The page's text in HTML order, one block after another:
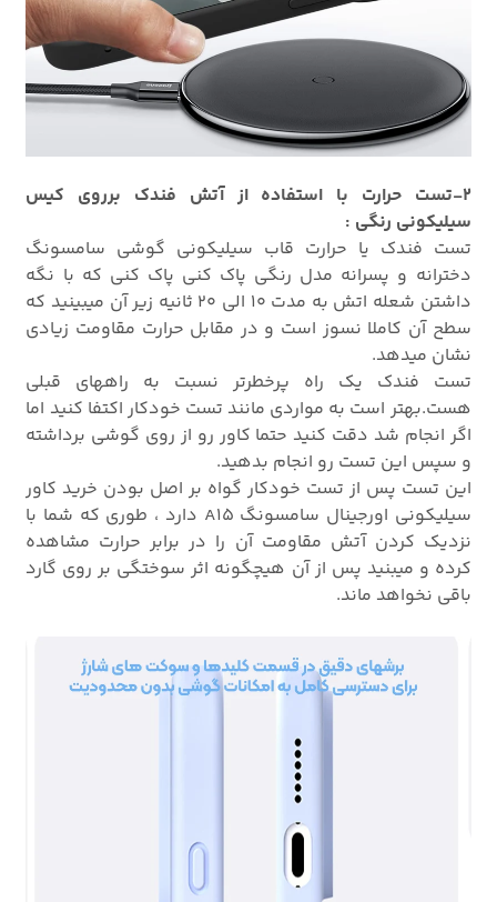
2-تست حرارت با استفاده از آتش فندک برروی کیس
سیلیکونی رنگی :
تست فندک یا حرارت قاب سیلیکونی گوشی سامسونگ
دخترانه و پسرانه مدل رنگی پاک کنی پاک کنی که با نگه
داشتن شعله اتش به مدت 10 الی 20 ثانیه زیر آن میبینید که
سطح آن کاملا نسوز است و در مقابل حرارت مقاومت زیادی
نشان میدهد.
تست فندک یک راه پرخطرتر نسبت به راههای قبلی
هست.بهتر است به مواردی مانند تست خودکار اکتفا کنید اما
اگر انجام شد دقت کنید حتما کاور رو از روی گوشی برداشته
و سپس این تست رو انجام بدهید.
این تست پس از تست خودکار گواه بر اصل بودن خرید کاور
سیلیکونی اورجینال سامسونگ A15 دارد ، طوری که شما با
نزدیک کردن آتش مقاومت آن را در برابر حرارت مشاهده
کرده و میبنید پس از آن هیچگونه اثر سوختگی بر روی گارد
باقی نخواهد ماند.